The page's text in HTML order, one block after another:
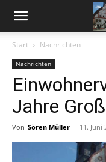
Start Nachrichten
Nachrichten
Jahre
Von Sören Müller - 11. Juni